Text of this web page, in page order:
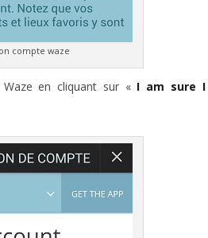
compte waze
en cliquant sur « I am sure